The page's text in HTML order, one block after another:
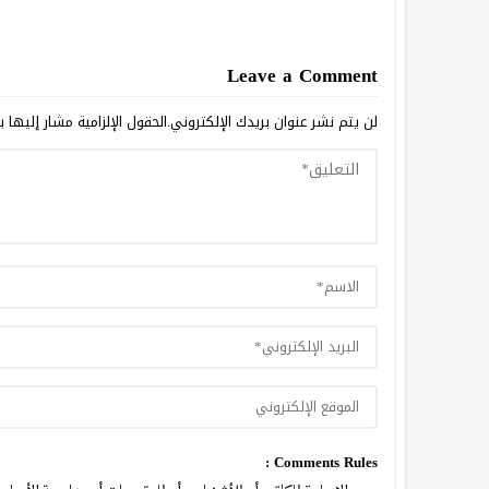
Leave a Comment
لن يتم نشر عنوان بريدك الإلكتروني.الحقول الإلزامية مشار إليها
Comments Rules :